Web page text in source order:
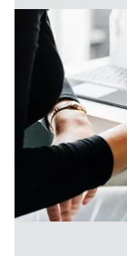
6698 sayılı
hazırlanmış
ilgili mevzuata
almak için lütfen